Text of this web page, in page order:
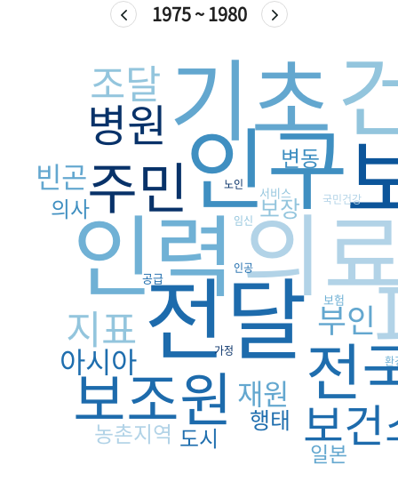
1975 ~ 1980
인구
의
기초
전달
인력
전
보조원
주민
보
병원
지표
조달
부인
아시아
빈곤
재원
보장
행태
변동
도시
농촌지역
의사
일본
서비스
공급
보험
가정
노인
국민건강
환
임신
인공